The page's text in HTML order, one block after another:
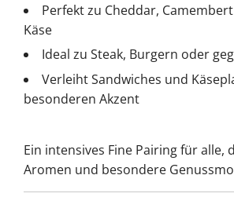
Perfekt zu Cheddar,
Käse
Ideal zu Steak, Burgern oder
Verleiht Sandwiches und
besonderen Akzent
Ein intensives Fine Pairing für alle,
Aromen und besondere